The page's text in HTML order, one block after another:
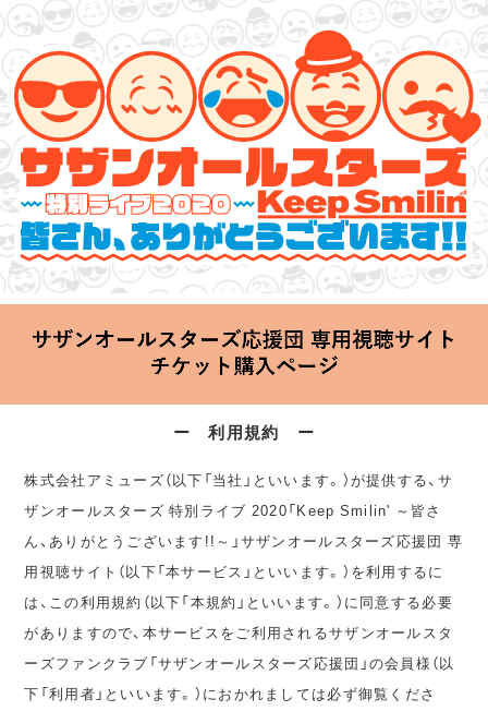
サザンオールスターズ 特別ライブ 2020
2020.06.25 Thu 20:00 Start at 横浜アリーナ
ー 利用規約 ー
株式会社アミューズ（以下「当社」といいます。）が提供する、サ
ザンオールスターズ 特別ライブ 2020「Keep Smilin' ～皆さ
ん、ありがとうございます!!～」サザンオールスターズ応援団 専
用視聴サイト（以下「本サービス」といいます。）を利用するに
は、この利用規約（以下「本規約」といいます。）に同意する必要
がありますので、本サービスをご利用されるサザンオールスタ
ーズファンクラブ「サザンオールスターズ応援団」の会員様（以
下「利用者」といいます。）におかれましては必ず御覧くださ